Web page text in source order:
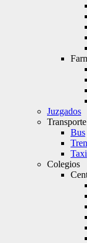
Juzgados
Transporte
Bus
Tren
Taxi
Colegios